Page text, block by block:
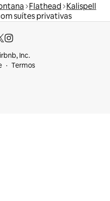
Flathead Kalispell
suítes privativas
Inc.
Termos